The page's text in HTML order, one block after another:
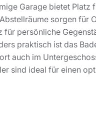
Garage bietet Platz
sorgen für
für persönliche
praktisch ist das
auch im
sind ideal für einen